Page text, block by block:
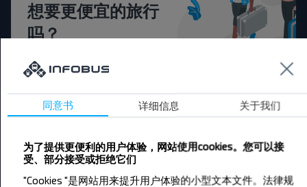
想要更便宜的旅行
吗？
不要错过INFOBUS的特殊优惠，折扣和其他有趣的
优惠。 订阅接收新消息，和我们一起旅行更便宜！
订阅
同意书 详细信息 关于我们
为了提供更便利的用户体验，网站使用cookies。您可以接
受、部分接受或拒绝它们
"Cookies "是网站用来提升用户体验的小型文本文件。法律规